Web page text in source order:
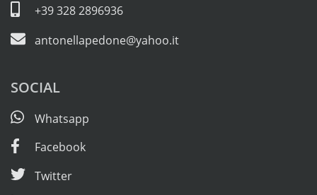
+39 328 2896936
antonellapedone@yahoo.it
SOCIAL
Whatsapp
Facebook
Twitter